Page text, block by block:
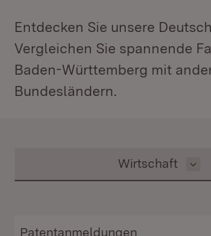
Entdecken Sie unsere
Vergleichen Sie spannende
Baden-Württemberg mit
Bundesländern.
Inhalt auswählen
Wirtschaft